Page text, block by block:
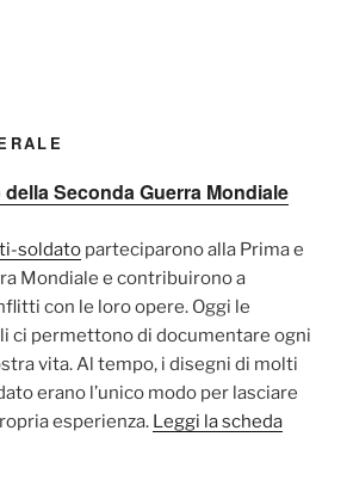
Seconda Guerra Mondiale
soldato parteciparono alla Prima e
Mondiale e contribuirono a
con le loro opere. Oggi le
ci permettono di documentare ogni
vita. Al tempo, i disegni di molti
erano l’unico modo per lasciare
esperienza. Leggi la scheda